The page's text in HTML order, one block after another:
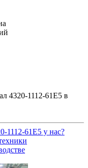
4320-1112-61Е5 в
1112-61Е5 у нас?